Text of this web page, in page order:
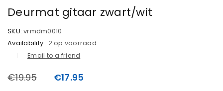
Deurmat gitaar zwart/wit
SKU: vrmdm0010
Availability: 2 op voorraad
Email to a friend
€19.95 €17.95